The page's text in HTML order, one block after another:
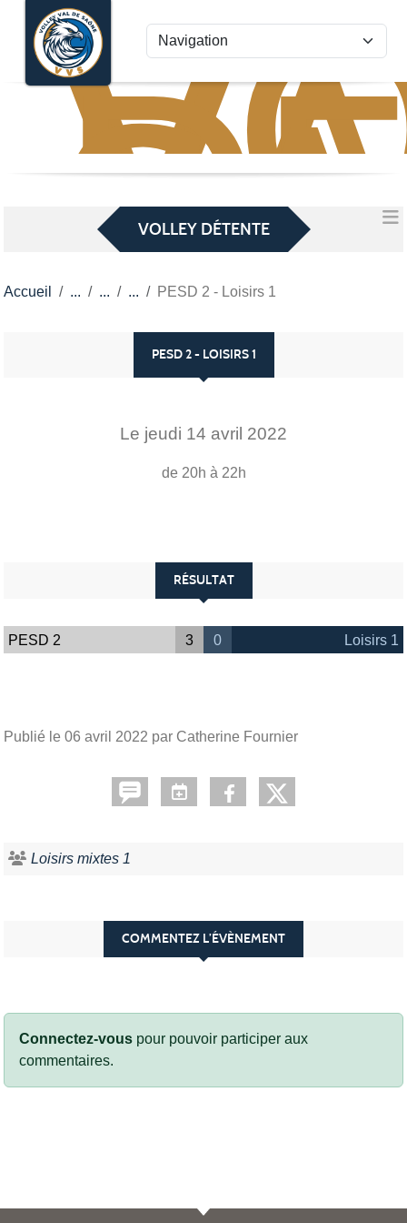
VOLLEY DÉTENTE
Accueil PESD 2 - Loisirs 1
PESD 2 - LOISIRS 1
Le jeudi 14 avril 2022
de 20h à 22h
RÉSULTAT
PESD 2 3 0 Loisirs 1
Publié le 06 avril 2022 par Catherine Fournier
Loisirs mixtes 1
COMMENTEZ L’ÉVÈNEMENT
Connectez-vous pour pouvoir participer aux
commentaires.
Panneau de gestion des cookies